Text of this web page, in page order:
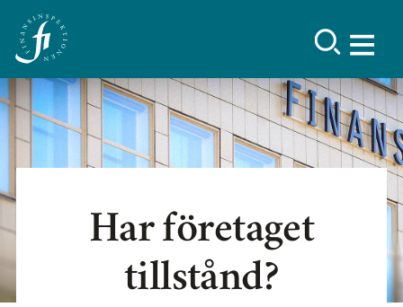
Har företaget
tillstånd?